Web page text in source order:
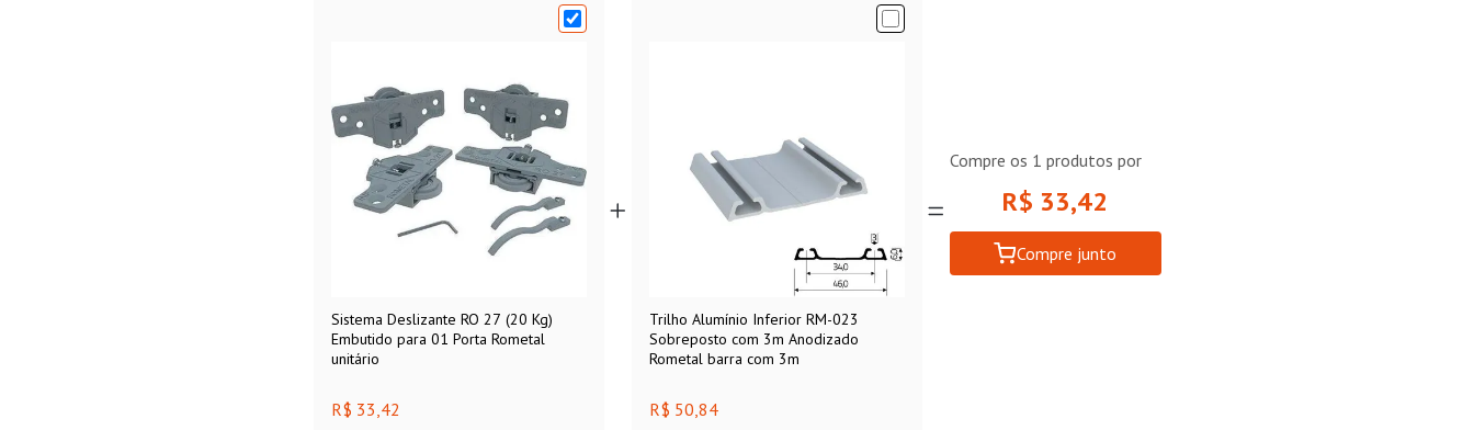
Sistema Deslizante RO 27 (20 Kg)
Embutido para 01 Porta Rometal
unitário
R$ 33,42
Trilho Alumínio Inferior RM-023
Sobreposto com 3m Anodizado
Rometal barra com 3m
R$ 50,84
Compre os 1 produtos por
R$ 33,42
Compre junto